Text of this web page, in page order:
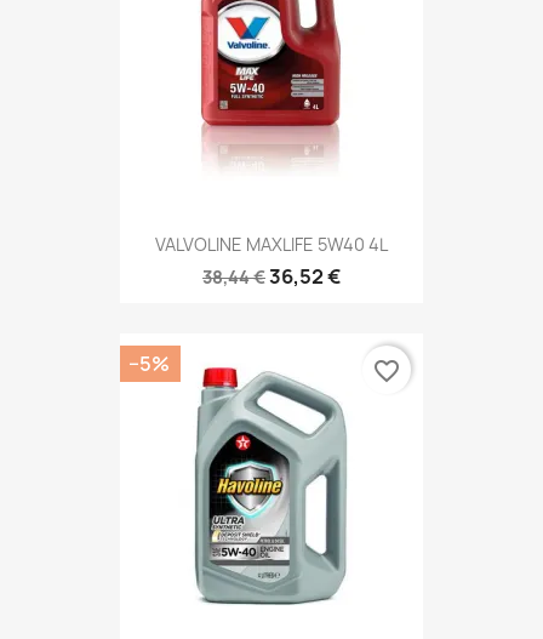
VALVOLINE MAXLIFE 5W40 4L
38,44 €36,52 €
−5% favorite_border